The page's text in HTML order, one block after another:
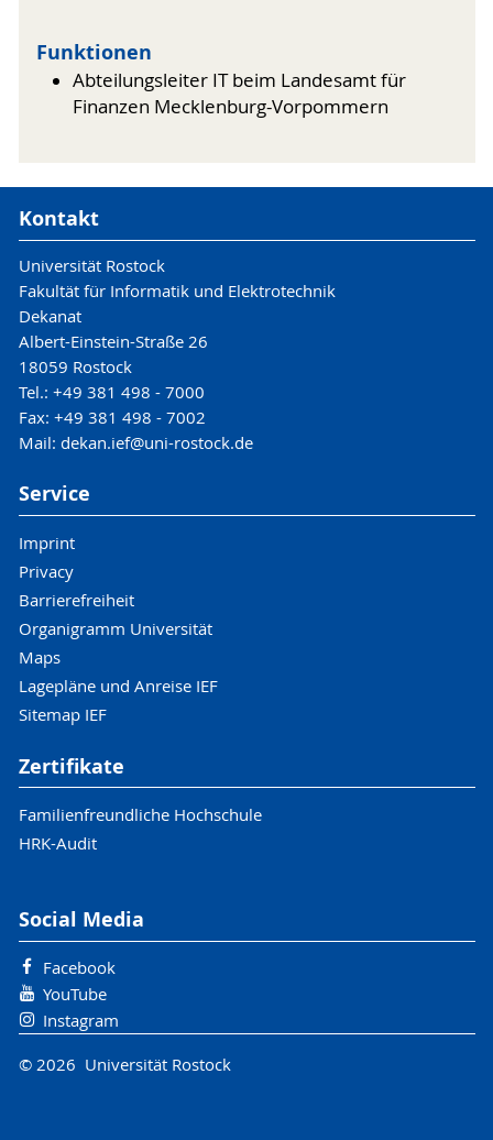
Funktionen
Abteilungsleiter IT beim Landesamt für
Finanzen Mecklenburg-Vorpommern
Kontakt
Universität Rostock
Fakultät für Informatik und Elektrotechnik
Dekanat
Albert-Einstein-Straße 26
18059 Rostock
Tel.: +49 381 498 - 7000
Fax: +49 381 498 - 7002
Mail: dekan.ief@uni-rostock.de
Service
Imprint
Privacy
Barrierefreiheit
Organigramm Universität
Maps
Lagepläne und Anreise IEF
Sitemap IEF
Zertifikate
Familienfreundliche Hochschule
HRK-Audit
Social Media
Facebook
YouTube
Instagram
© 2026 Universität Rostock